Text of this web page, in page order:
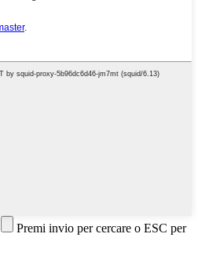
Premi invio per cercare o ESC per